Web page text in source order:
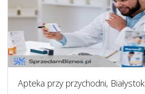
Apteka przy przychodni, Białystok